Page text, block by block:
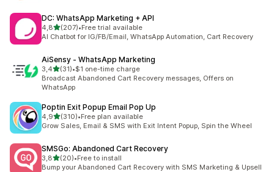
DC: WhatsApp Marketing + API
4,8z 5 hvězd
(207)
Celkový počet recenzí: 207
•Free trial available
AI Chatbot for IG/FB/Email, WhatsApp Automation, Cart Recovery
AiSensy ‑ WhatsApp Marketing
3,4z 5 hvězd
(31)
Celkový počet recenzí: 31
•$1 one-time charge
Broadcast Abandoned Cart Recovery messages, Offers on
WhatsApp
Poptin Exit Popup Email Pop Up
4,9z 5 hvězd
(310)
Celkový počet recenzí: 310
•Free plan available
Grow Sales, Email & SMS with Exit Intent Popup, Spin the Wheel
SMSGo: Abandoned Cart Recovery
3,8z 5 hvězd
(20)
Celkový počet recenzí: 20
•Free to install
Bump your Abandoned Cart Recovery with SMS Marketing & Upsell